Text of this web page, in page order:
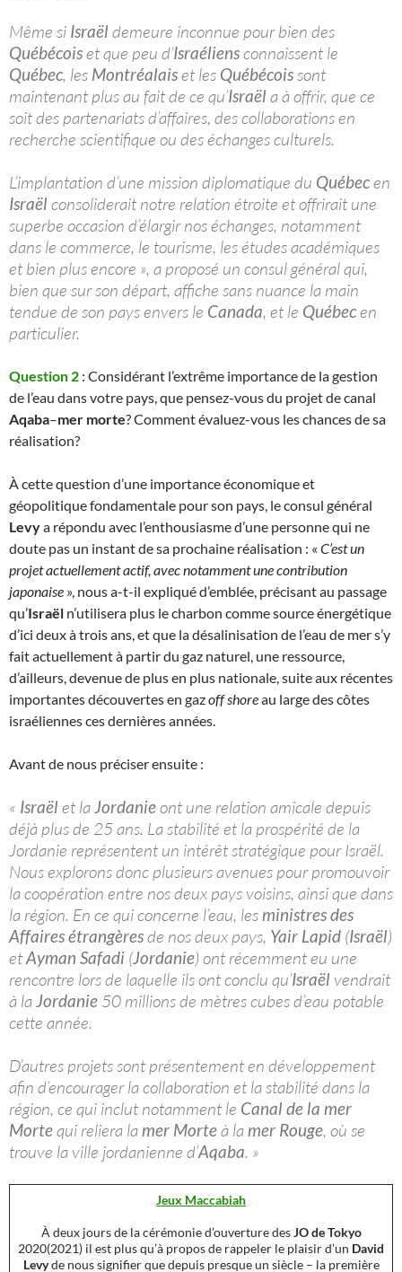
Même si Israël demeure inconnue pour bien des
Québécoiset que peu d’Israéliensconnaissent le
Québec, les Montréalaiset les Québécoissont
maintenant plus au fait de ce qu’Israël a à offrir, que ce
soit des partenariats d’affaires, des collaborations en
recherche scientifique ou des échanges culturels.
L’implantation d’une mission diplomatique du Québecen
Israël consoliderait notre relation étroite et offrirait une
superbe occasion d’élargir nos échanges, notamment
dans le commerce, le tourisme, les études académiques
et bien plus encore », a proposé un consul général qui,
bien que sur son départ, affiche sans nuance la main
tendue de son pays envers le Canada, et le Québecen
particulier.
Question 2 : Considérant l’extrême importance de la gestion
de l’eau dans votre pays, que pensez-vous du projet de canal
Aqaba–mer morte? Comment évaluez-vous les chances de sa
réalisation?
À cette question d’une importance économique et
géopolitique fondamentale pour son pays, le consul général
Levya répondu avec l’enthousiasme d’une personne qui ne
doute pas un instant de sa prochaine réalisation : « C’est un
projet actuellement actif, avec notamment une contribution
japonaise », nous a-t-il expliqué d’emblée, précisant au passage
qu’Israël n’utilisera plus le charbon comme source énergétique
d’ici deux à trois ans, et que la désalinisation de l’eau de mer s’y
fait actuellement à partir du gaz naturel, une ressource,
d’ailleurs, devenue de plus en plus nationale, suite aux récentes
importantes découvertes en gazoff shoreau large des côtes
israéliennes ces dernières années.
Avant de nous préciser ensuite :
« Israël et laJordanieont une relation amicale depuis
déjà plus de 25 ans. La stabilité et la prospérité de la
Jordanie représentent un intérêt stratégique pour Israël.
Nous explorons donc plusieurs avenues pour promouvoir
la coopération entre nos deux pays voisins, ainsi que dans
la région. En ce qui concerne l’eau, les ministres des
Affaires étrangèresde nos deux pays, Yair Lapid (Israël)
etAyman Safadi (Jordanie) ont récemment eu une
rencontre lors de laquelle ils ont conclu qu’Israël vendrait
à laJordanie 50 millions de mètres cubes d’eau potable
cette année.
D’autres projets sont présentement en développement
afin d’encourager la collaboration et la stabilité dans la
région, ce qui inclut notamment le Canal de la mer
Mortequi reliera la mer Morteà la mer Rouge, où se
trouve la ville jordanienne d’Aqaba. »
Jeux Maccabiah
À deux jours de la cérémonie d’ouverture desJO de Tokyo
2020(2021) il est plus qu’à propos de rappeler le plaisir d’un David
Levyde nous signifier que depuis presque un siècle – la première